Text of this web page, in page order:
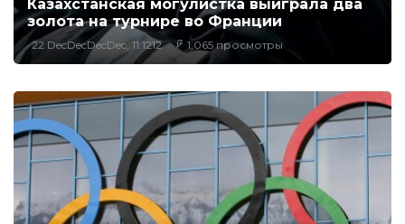
Казахстанская могулистка выиграла два
золота на турнире во Франции
22 DecDecDecDec, 11:1212 1,065 просмотры